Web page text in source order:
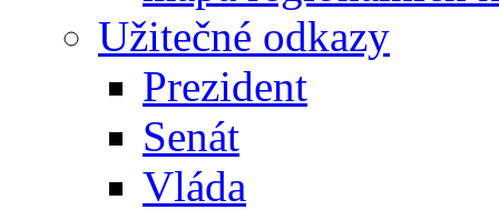
Užitečné odkazy
Prezident
Senát
Vláda